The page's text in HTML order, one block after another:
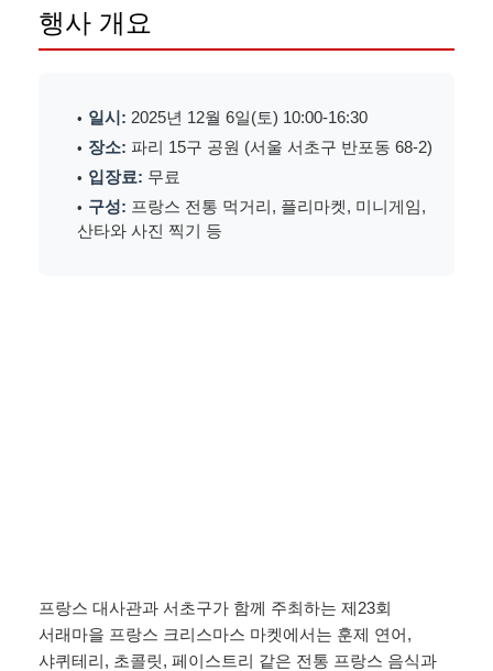
행사 개요
일시: 2025년 12월 6일(토) 10:00-16:30
장소: 파리 15구 공원 (서울 서초구 반포동 68-2)
입장료: 무료
구성: 프랑스 전통 먹거리, 플리마켓, 미니게임,
산타와 사진 찍기 등
프랑스 대사관과 서초구가 함께 주최하는 제23회
서래마을 프랑스 크리스마스 마켓에서는 훈제 연어,
샤퀴테리, 초콜릿, 페이스트리 같은 전통 프랑스 음식과